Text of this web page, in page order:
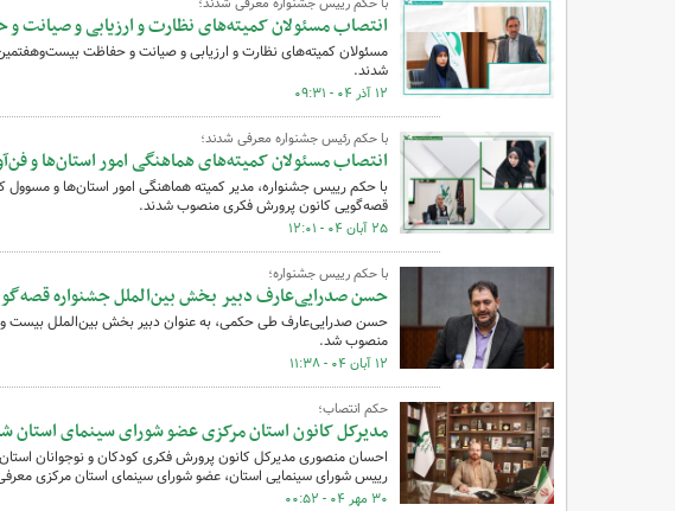
انتصاب مسئولان کمیته‌های نظارت و ارزیابی و صیانت
مسئولان کمیته‌های نظارت و ارزیابی و صیانت و حفاظت
شدند.
۱۲ آذر ۰۴ - ۰۹:۳۱
با حکم رئیس جشنواره معرفی شدند؛
انتصاب مسئولان کمیته‌های هماهنگی امور استان‌ها و
با حکم رییس جشنواره، مدیر کمیته هماهنگی امور استان‌ها و
قصه‌گویی کانون پرورش فکری منصوب شدند.
۲۵ آبان ۰۴ - ۱۲:۰۱
با حکم رییس جشنواره؛
حسن صدرایی‌عارف دبیر بخش بین‌الملل جشنواره
حسن صدرایی‌عارف طی حکمی، به عنوان دبیر بخش بین‌الملل بیست
منصوب شد.
۱۲ آبان ۰۴ - ۱۱:۳۸
حکم انتصاب؛
مدیرکل کانون استان مرکزی عضو شورای سینمای استان
احسان منصوری مدیرکل کانون پرورش فکری کودکان و نوجوانان
رییس شورای سینمایی استان، عضو شورای سینمای استان مرکزی
۳۰ مهر ۰۴ - ۰۰:۵۲